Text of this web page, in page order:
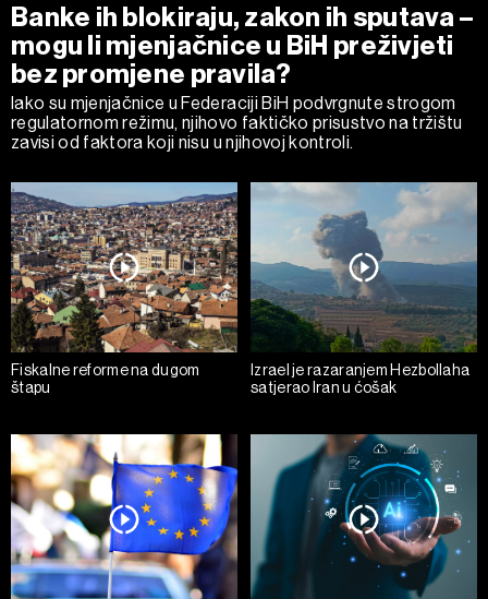
Banke ih blokiraju, zakon ih sputava –
mogu li mjenjačnice u BiH preživjeti
bez promjene pravila?
Iako su mjenjačnice u Federaciji BiH podvrgnute strogom
regulatornom režimu, njihovo faktičko prisustvo na tržištu
zavisi od faktora koji nisu u njihovoj kontroli.
Fiskalne reforme na dugom
štapu
Izrael je razaranjem Hezbollaha
satjerao Iran u ćošak